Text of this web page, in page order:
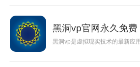
黑洞vp官网永久免费
黑洞vp是虚拟现实技术的最新应